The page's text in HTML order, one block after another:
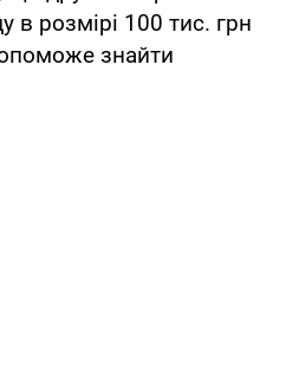
в розмірі 100 тис. грн
знайти